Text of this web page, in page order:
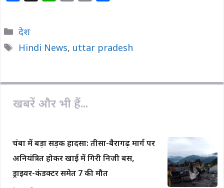
e
b
s
L
l
e
Categories
देश
Tags
Hindi News, uttar pradesh
खबरें और भी हैं...
चंबा में बड़ा सड़क हादसा: तीसा-बैरागढ़ मार्ग पर
अनियंत्रित होकर खाई में गिरी निजी बस,
ड्राइवर-कंडक्टर समेत 7 की मौत